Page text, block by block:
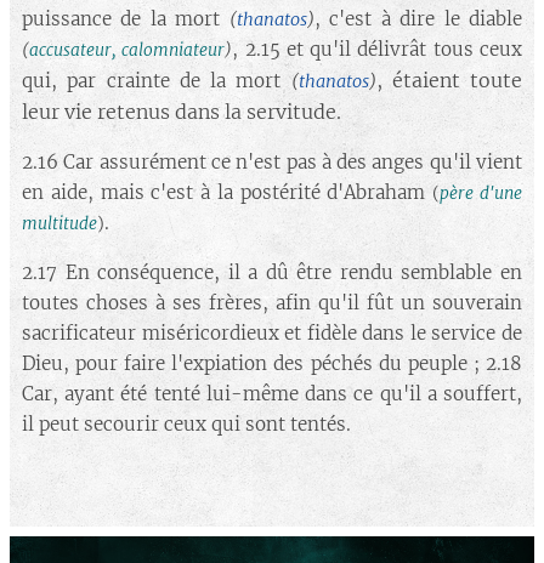
puissance de la mort (thanatos), c'est à dire le diable
(accusateur, calomniateur), 2.15 et qu'il délivrât tous ceux
qui, par crainte de la mort(thanatos), étaient toute
leur vie retenus dans la servitude.
2.16 Car assurément ce n'est pas à des anges qu'il vient
en aide, mais c'est à la postérité d'Abraham (père d'une
multitude).
2.17 En conséquence, il a dû être rendu semblable en
toutes choses à ses frères, afin qu'il fût un souverain
sacrificateur miséricordieux et fidèle dans le service de
Dieu, pour faire l'expiation des péchés du peuple ; 2.18
Car, ayant été tenté lui-même dans ce qu'il a souffert,
il peut secourir ceux qui sont tentés.